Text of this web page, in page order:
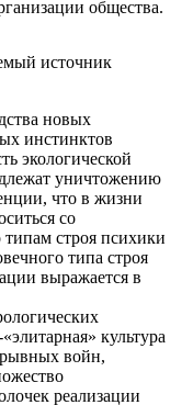
общества.
источник
новых
инстинктов
экологической
уничтожению
что в жизни
со
типам строя психики
типа строя
выражается в
культура
войн,
реализации